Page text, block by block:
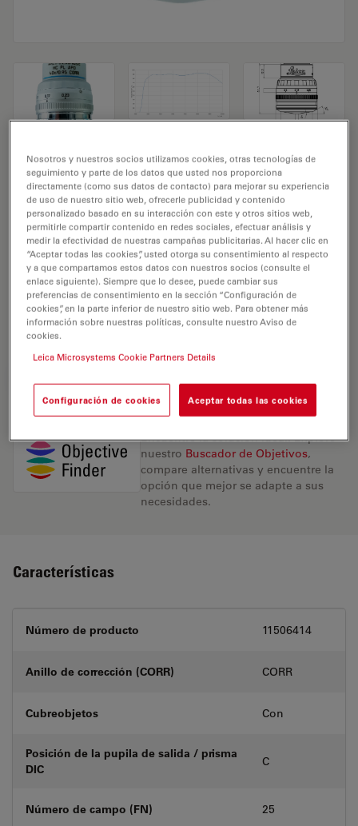
Objetivo de microscopio HC PL APO
40x/0,95 CORR
N.º de producto 11506414
El objetivo HC PL APO 40x/0,95 CORR tiene un
aumento de 40X y una apertura numérica de 0,95mm.
Para uso en medio seco y con una rosca de objetivo de
M25 con una distancia de trabajo libre de 0,3 mm y un
FN de 20.
Encuentre la solución ideal. Explore
nuestro Buscador de Objetivos,
compare alternativas y encuentre la
opción que mejor se adapte a sus
necesidades.
Características
Número de producto 11506414
Anillo de corrección (CORR) CORR
Cubreobjetos Con
Posición de la pupila de salida / prisma
DIC
C
Número de campo (FN) 25
Nosotros y nuestros socios utilizamos cookies, otras tecnologías de
seguimiento y parte de los datos que usted nos proporciona
directamente (como sus datos de contacto) para mejorar su experiencia
de uso de nuestro sitio web, ofrecerle publicidad y contenido
personalizado basado en su interacción con este y otros sitios web,
permitirle compartir contenido en redes sociales, efectuar análisis y
medir la efectividad de nuestras campañas publicitarias. Al hacer clic en
“Aceptar todas las cookies”, usted otorga su consentimiento al respecto
y a que compartamos estos datos con nuestros socios (consulte el
enlace siguiente). Siempre que lo desee, puede cambiar sus
preferencias de consentimiento en la sección “Configuración de
cookies”, en la parte inferior de nuestro sitio web. Para obtener más
información sobre nuestras políticas, consulte nuestro Aviso de
cookies.
Leica Microsystems Cookie Partners Details
Configuración de cookies Aceptar todas las cookies